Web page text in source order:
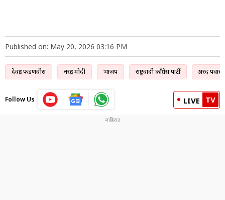
Published on: May 20, 2026 03:16 PM
देवेंद्र फडणवीस नरेंद्र मोदी भाजप राष्ट्रवादी काँग्रेस पार्टी शरद पवार
Follow Us LIVE TV